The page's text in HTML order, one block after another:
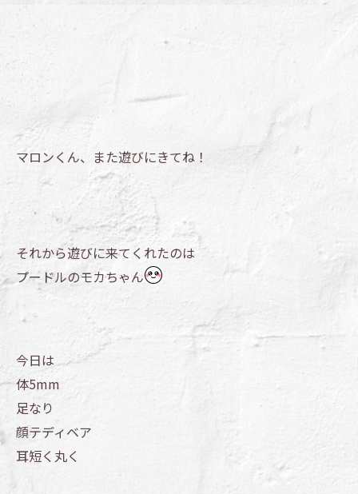
マロンくん、また遊びにきてね！
それから遊びに来てくれたのは
プードルのモカちゃん
今日は
体5mm
足なり
顔テディベア
耳短く丸く